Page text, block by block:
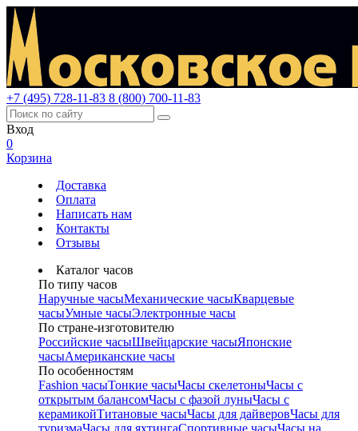
+7 (495) 728-11-83 8 (800) 700-11-83
Вход
0
Корзина
Доставка
Оплата
Написать нам
Контакты
Отзывы
Каталог часов
По типу часов
Наручные часыМеханические часыКварцевые
часыУмные часыЭлектронные часы
По стране-изготовителю
Российские часыШвейцарские часыЯпонские
часыАмериканские часы
По особенностям
Fashion часыТонкие часыЧасы скелетоныЧасы с
открытым балансомЧасы с фазой луныЧасы с
керамикойТитановые часыЧасы для дайверовЧасы для
туризмаЧасы для яхтингаСпортивные часыЧасы на